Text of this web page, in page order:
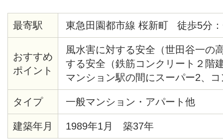
最寄駅 東急田園都市線 桜新町 徒歩5分
おすすめ
ポイント
風水害に対する安全（世田谷一の
する安全（鉄筋コンクリート２階
マンション駅の間にスーパー2、
あり）閑静（第一種住居地域）
ス20分 徒歩5分 合計25分
タイプ 一般マンション・アパート他
建築年月 1989年1月 築37年